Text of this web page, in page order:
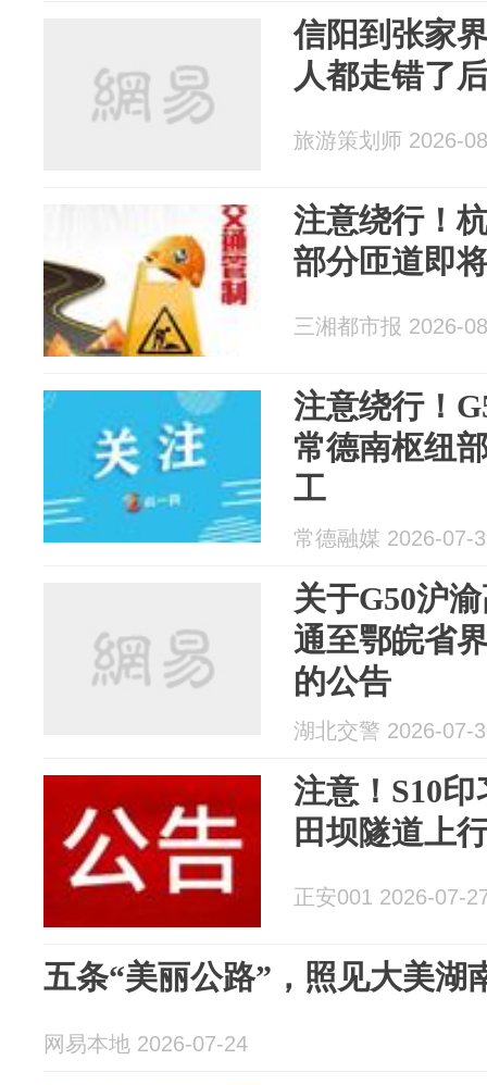
信阳到张家
人都走错了
旅游策划师 2026-
注意绕行！
部分匝道即
三湘都市报 2026-
注意绕行！
常德南枢纽
工
常德融媒 2026-07-
关于G50沪
通至鄂皖省
的公告
湖北交警 2026-07-
注意！S10
田坝隧道上
正安001 2026-07-
五条“美丽公路”，照见大美湖
网易本地 2026-07-24